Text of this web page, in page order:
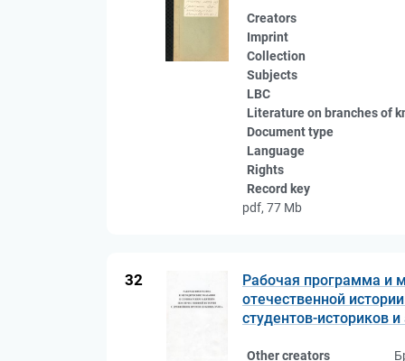
Creators
Imprint
Collection
Subjects
LBC
Literature on branches of
Document type
Language
Rights
Record key
pdf, 77 Mb
32
Рабочая программа и
отечественной
студентов-историков
Other creators